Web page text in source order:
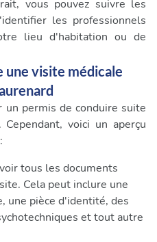
vous pouvez suivre les
les professionnels
lieu d'habitation ou de
une visite médicale
un permis de conduire suite
voici un aperçu
tous les documents
Cela peut inclure une
une pièce d'identité, des
et tout autre